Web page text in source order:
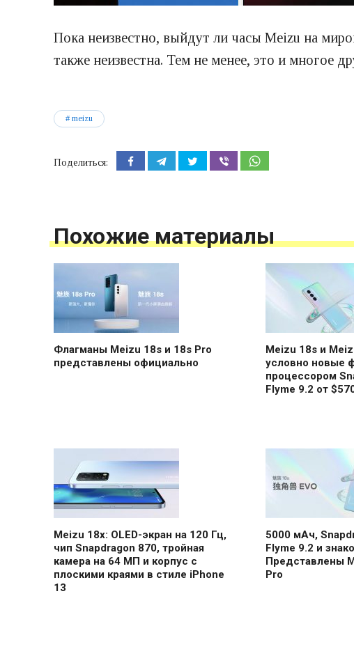
Пока неизвестно, выйдут ли часы Meizu на
также неизвестна. Тем не менее, это и многое
meizu
Поделиться:
Похожие материалы
Флагманы Meizu 18s и 18s Pro
представлены официально
Meizu 18s и
условно новые
процессором
Flyme 9.2 от
Meizu 18x: OLED-экран на 120 Гц,
чип Snapdragon 870, тройная
камера на 64 МП и корпус с
плоскими краями в стиле iPhone
13
5000 мАч,
Flyme 9.2 и
Представлены
Pro